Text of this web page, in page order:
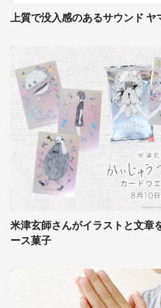
上質で没入感のあるサウンド
米津玄師さんがイラストと文章
ース菓子